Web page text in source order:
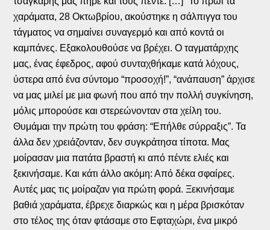
χαράματα, 28 Οκτωβρίου, ακούστηκε η σάλπιγγα του
τάγματος να σημαίνει συναγερμό και από κοντά οι
καμπάνες. Εξακολουθούσε να βρέχει. Ο ταγματάρχης
μας, ένας έφεδρος, αφού συνταχθήκαμε κατά λόχους,
ύστερα από ένα σύντομο “προσοχή!”, “ανάπαυση” άρχισε
να μας μιλεί με μια φωνή που από την πολλή συγκίνηση,
μόλις μπορούσε και στερεώνονταν στα χείλη του.
Θυμάμαι την πρώτη του φράση: “Επήλθε σύρραξις”. Τα
άλλα δεν χρειάζονταν, δεν συγκράτησα τίποτα. Μας
μοίρασαν μια πατάτα βραστή κι από πέντε ελιές και
ξεκινήσαμε. Και κάτι άλλο ακόμη: Από δέκα σφαίρες.
Αυτές μας τις μοίραζαν για πρώτη φορά. Ξεκινήσαμε
βαθιά χαράματα, έβρεχε διαρκώς και η μέρα βρισκόταν
στο τέλος της όταν φτάσαμε στο Εφταχώρι, ένα μικρό